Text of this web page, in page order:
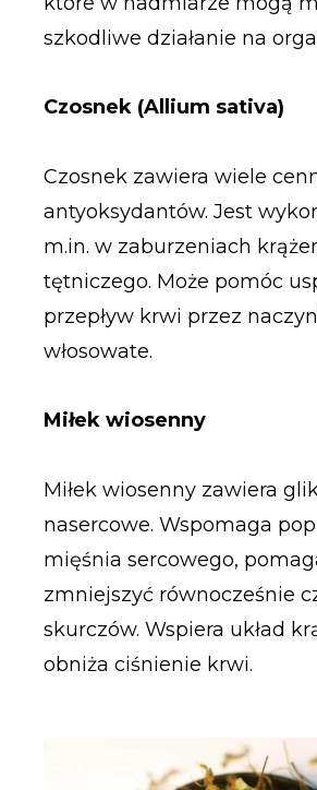
szkodliwe działanie na
Czosnek (Allium sativa)
Czosnek zawiera wiele
antyoksydantów. Jest
m.in. w zaburzeniach
tętniczego. Może pomóc
przepływ krwi przez
włosowate.
Miłek wiosenny
Miłek wiosenny zawiera
nasercowe. Wspomaga
mięśnia sercowego,
zmniejszyć równocześnie
skurczów. Wspiera układ
obniża ciśnienie krwi.